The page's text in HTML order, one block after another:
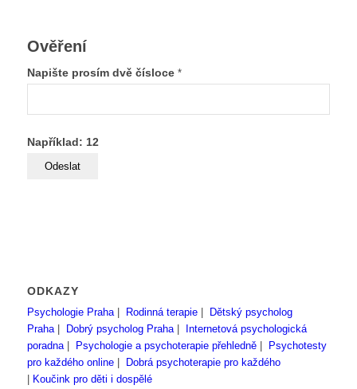
Ověření
Napište prosím dvě čísloce *
Například: 12
ODKAZY
Psychologie Praha| Rodinná terapie|
Dětský psycholog
Praha| Dobrý psycholog Praha|
Internetová psychologická
poradna| Psychologie a psychoterapie přehledně|
Psychotesty
pro každého online|
Dobrá psychoterapie pro každého
Koučink pro děti i dospělé